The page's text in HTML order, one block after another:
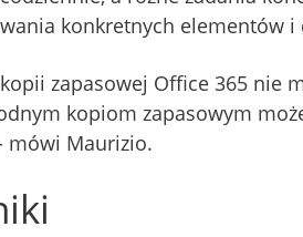
konkretnych elementów
zapasowej Office 365 nie
kopiom zapasowym
mówi Maurizio.